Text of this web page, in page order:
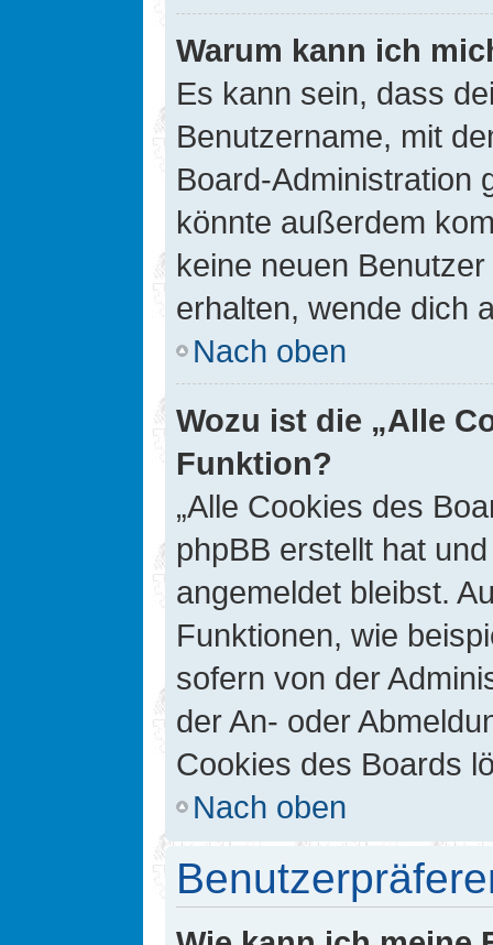
Warum kann ich
Es kann sein, dass
Benutzername, mit
Board-Administration
könnte außerdem
keine neuen
erhalten, wende dich
Nach oben
Wozu ist die „Alle
Funktion?
„Alle Cookies des
phpBB erstellt hat
angemeldet bleibst.
Funktionen, wie
sofern von der
der An- oder
Cookies des Boards
Nach oben